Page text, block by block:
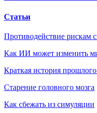
Статьи
Противодействие рискам
Как ИИ может изменить
Краткая история
Старение головного мозга
Как сбежать из симуляции